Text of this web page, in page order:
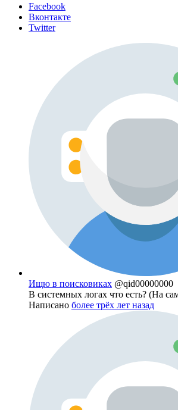
Facebook
Вконтакте
Twitter
Ищю в поисковиках @qid00000000
В системных логах что есть? (На
Написано более трёх лет назад